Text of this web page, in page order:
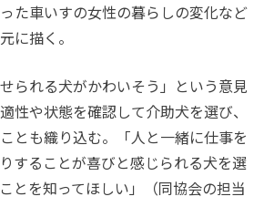
た車いすの女性の暮らしの変化など
に描く。
られる犬がかわいそう」という意見
性や状態を確認して介助犬を選び、
とも織り込む。「人と一緒に仕事を
することが喜びと感じられる犬を選
とを知ってほしい」（同協会の担当